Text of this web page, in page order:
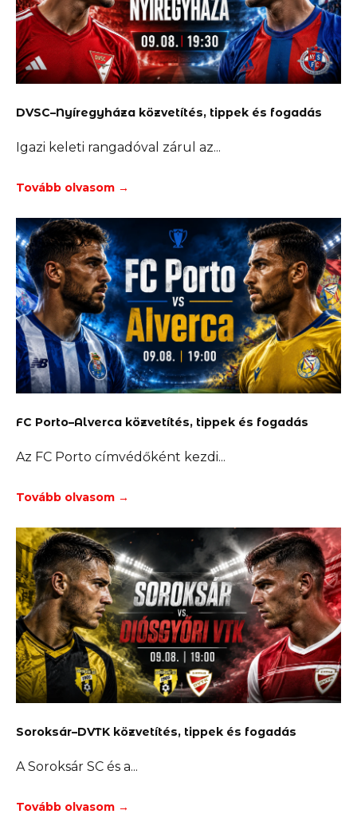
DVSC–Nyíregyháza közvetítés, tippek és fogadás
Igazi keleti rangadóval zárul az
Tovább olvasom →
FC Porto–Alverca közvetítés, tippek és fogadás
Az FC Porto címvédőként kezdi
Tovább olvasom →
Soroksár–DVTK közvetítés, tippek és fogadás
A Soroksár SC és a
Tovább olvasom →